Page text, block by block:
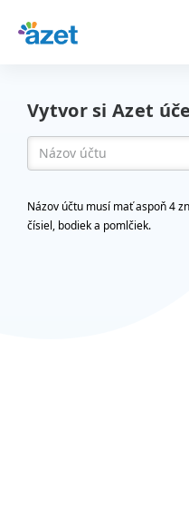
Vytvor si Azet
Názov účtu musí mať aspoň 4
čísiel, bodiek a pomlčiek.